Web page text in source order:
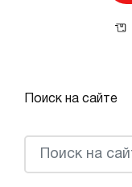
Поиск на сайте